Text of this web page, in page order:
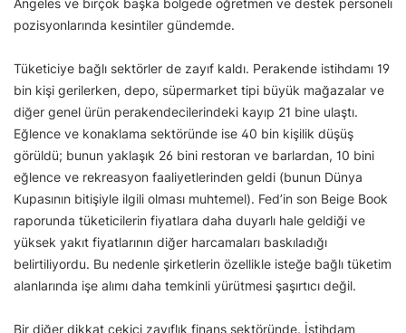
pozisyonlarında kesintiler gündemde.
Tüketiciye bağlı sektörler de zayıf kaldı. Perakende istihdamı 19
bin kişi gerilerken, depo, süpermarket tipi büyük mağazalar ve
diğer genel ürün perakendecilerindeki kayıp 21 bine ulaştı.
Eğlence ve konaklama sektöründe ise 40 bin kişilik düşüş
görüldü; bunun yaklaşık 26 bini restoran ve barlardan, 10 bini
eğlence ve rekreasyon faaliyetlerinden geldi (bunun Dünya
Kupasının bitişiyle ilgili olması muhtemel). Fed’in son Beige Book
raporunda tüketicilerin fiyatlara daha duyarlı hale geldiği ve
yüksek yakıt fiyatlarının diğer harcamaları baskıladığı
belirtiliyordu. Bu nedenle şirketlerin özellikle isteğe bağlı tüketim
alanlarında işe alımı daha temkinli yürütmesi şaşırtıcı değil.
Bir diğer dikkat çekici zayıflık finans sektöründe. İstihdam